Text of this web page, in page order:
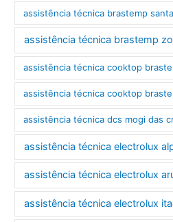
assistência técnica brastemp
assistência técnica brastemp
assistência técnica cooktop
assistência técnica cooktop
assistência técnica dcs mogi das
assistência técnica electrolux
assistência técnica electrolux
assistência técnica electrolux